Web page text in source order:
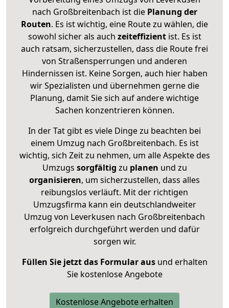
nach Großbreitenbach ist diePlanung der
Routen. Es ist wichtig, eine Route zu wählen, die
sowohl sicher als auch zeiteffizientist. Es ist
auch ratsam, sicherzustellen, dass die Route frei
von Straßensperrungen und anderen
Hindernissen ist. Keine Sorgen, auch hier haben
wir Spezialisten und übernehmen gerne die
Planung, damit Sie sich auf andere wichtige
Sachen konzentrieren können.
In der Tat gibt es viele Dinge zu beachten bei
einem Umzug nach Großbreitenbach. Es ist
wichtig, sich Zeit zu nehmen, um alle Aspekte des
Umzugs sorgfältig zu planen und zu
organisieren, um sicherzustellen, dass alles
reibungslos verläuft. Mit der richtigen
Umzugsfirma kann ein deutschlandweiter
Umzug von Leverkusen nach Großbreitenbach
erfolgreich durchgeführt werden und dafür
sorgen wir.
Füllen Sie jetzt das Formular ausund erhalten
Sie kostenlose Angebote
Kostenlose Angebote erhalten